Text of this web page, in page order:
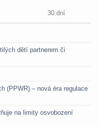
30 dní
dětí partnerem či
(PPWR) – nová éra regulace
na limity osvobození